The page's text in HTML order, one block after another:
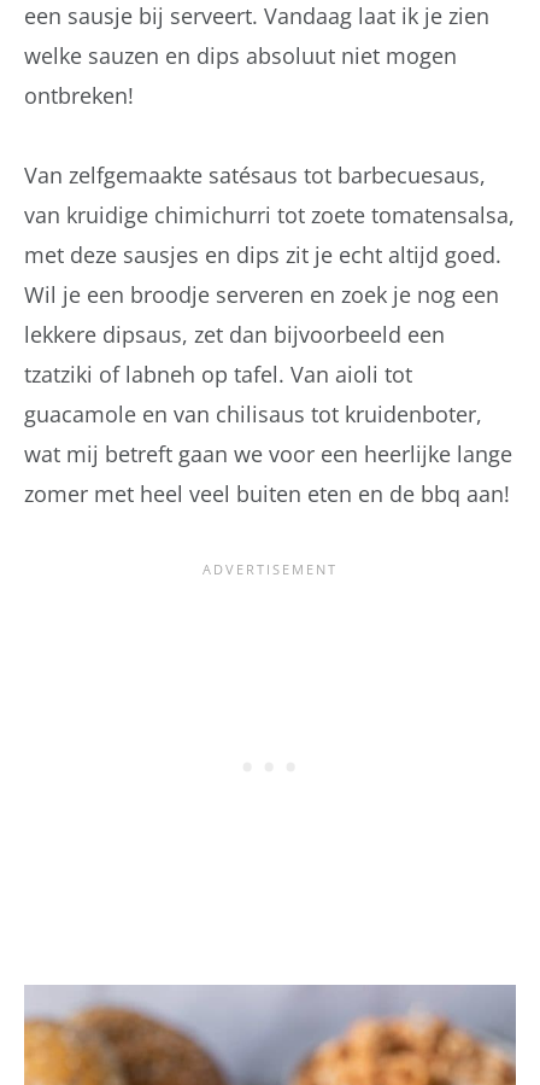
een sausje bij serveert. Vandaag laat ik je zien
welke sauzen en dips absoluut niet mogen
ontbreken!
Van zelfgemaakte satésaus tot barbecuesaus,
van kruidige chimichurri tot zoete tomatensalsa,
met deze sausjes en dips zit je echt altijd goed.
Wil je een broodje serveren en zoek je nog een
lekkere dipsaus, zet dan bijvoorbeeld een
tzatziki of labneh op tafel. Van aioli tot
guacamole en van chilisaus tot kruidenboter,
wat mij betreft gaan we voor een heerlijke lange
zomer met heel veel buiten eten en de bbq aan!